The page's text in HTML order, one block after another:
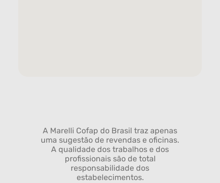
A Marelli Cofap do Brasil traz apenas
uma sugestão de revendas e oficinas.
A qualidade dos trabalhos e dos
profissionais são de total
responsabilidade dos
estabelecimentos.